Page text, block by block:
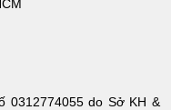
0312774055 do Sở KH &